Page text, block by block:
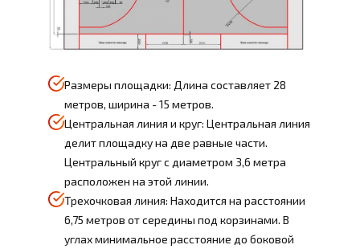
Размеры площадки: Длина составляет 28
метров, ширина - 15 метров.
Центральная линия и круг: Центральная линия
делит площадку на две равные части.
Центральный круг с диаметром 3,6 метра
расположен на этой линии.
Трехочковая линия: Находится на расстоянии
6,75 метров от середины под корзинами. В
углах минимальное расстояние до боковой